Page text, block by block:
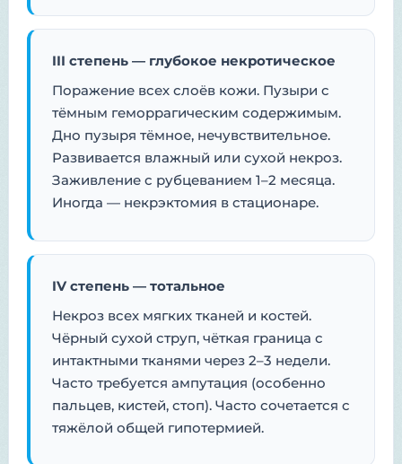
III степень — глубокое некротическое
Поражение всех слоёв кожи. Пузыри с
тёмным геморрагическим содержимым.
Дно пузыря тёмное, нечувствительное.
Развивается влажный или сухой некроз.
Заживление с рубцеванием 1–2 месяца.
Иногда — некрэктомия в стационаре.
IV степень — тотальное
Некроз всех мягких тканей и костей.
Чёрный сухой струп, чёткая граница с
интактными тканями через 2–3 недели.
Часто требуется ампутация (особенно
пальцев, кистей, стоп). Часто сочетается с
тяжёлой общей гипотермией.